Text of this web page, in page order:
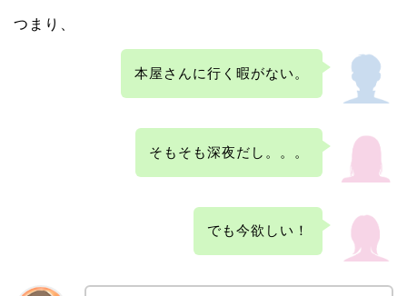
つまり、
本屋さんに行く暇がない。
そもそも深夜だし。。。
でも今欲しい！